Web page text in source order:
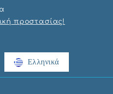
προστασίας!
Ελληνικά